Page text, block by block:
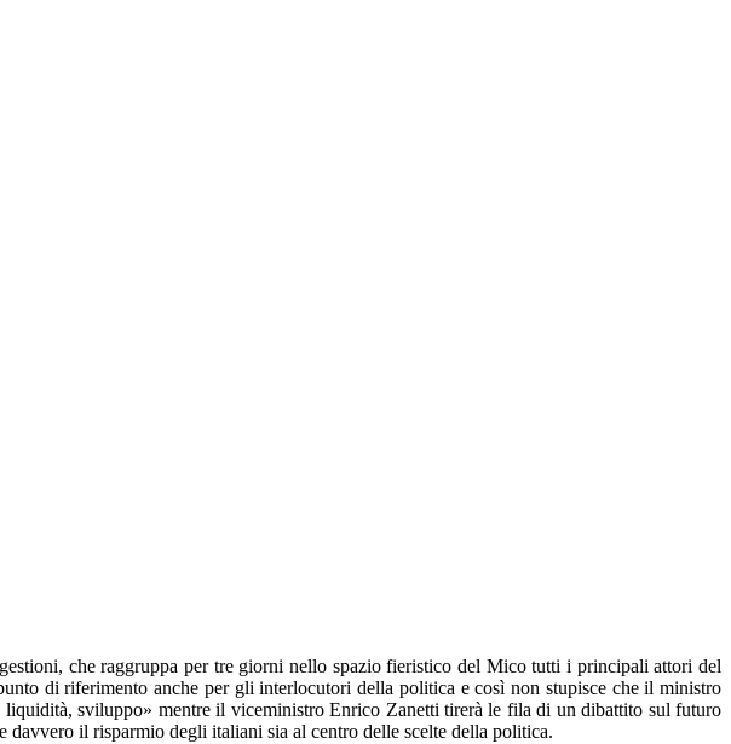
che raggruppa per tre giorni nello spazio fieristico del Mico tutti i principali attori del
di riferimento anche per gli interlocutori della politica e così non stupisce che il ministro
sviluppo» mentre il viceministro Enrico Zanetti tirerà le fila di un dibattito sul futuro
davvero il risparmio degli italiani sia al centro delle scelte della politica.